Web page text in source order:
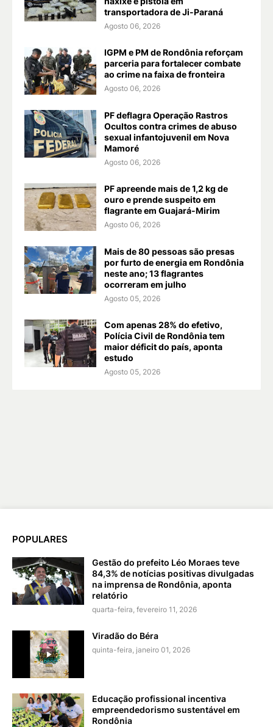
transportadora de Ji-Paraná
Agosto 06, 2026
IGPM e PM de Rondônia reforçam
parceria para fortalecer combate
ao crime na faixa de fronteira
Agosto 06, 2026
PF deflagra Operação Rastros
Ocultos contra crimes de abuso
sexual infantojuvenil em Nova
Mamoré
Agosto 06, 2026
PF apreende mais de 1,2 kg de
ouro e prende suspeito em
flagrante em Guajará-Mirim
Agosto 06, 2026
Mais de 80 pessoas são presas
por furto de energia em Rondônia
neste ano; 13 flagrantes
ocorreram em julho
Agosto 05, 2026
Com apenas 28% do efetivo,
Polícia Civil de Rondônia tem
maior déficit do país, aponta
estudo
Agosto 05, 2026
POPULARES
Gestão do prefeito Léo Moraes teve
84,3% de notícias positivas divulgadas
na imprensa de Rondônia, aponta
relatório
quarta-feira, fevereiro 11, 2026
Viradão do Béra
quinta-feira, janeiro 01, 2026
Educação profissional incentiva
empreendedorismo sustentável em
Rondônia